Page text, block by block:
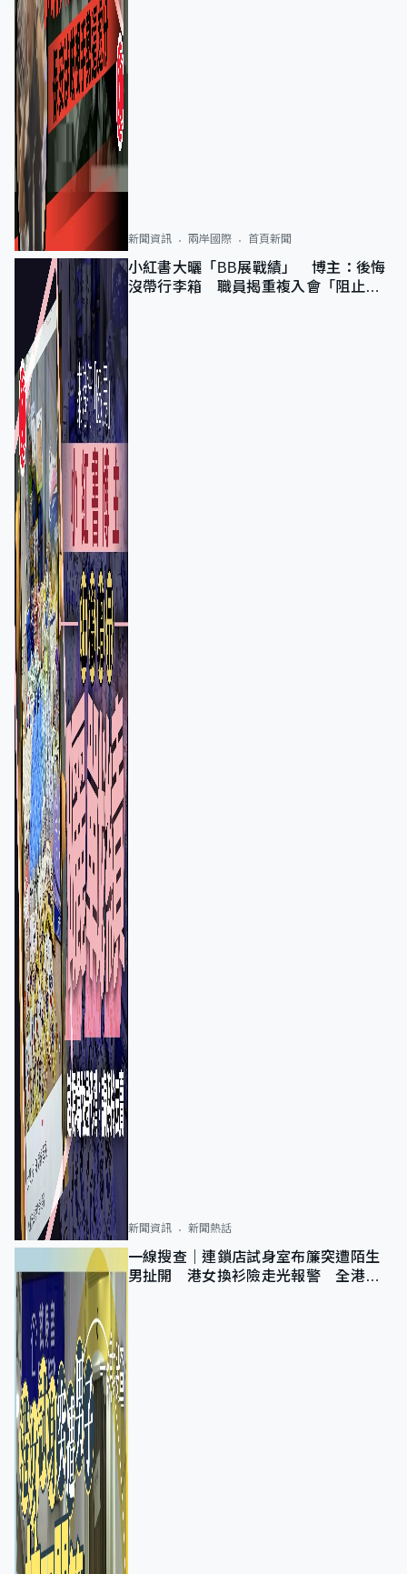
新聞資訊 兩岸國際 首頁新聞
小紅書大曬「BB展戰績」 博主：後悔
沒帶行李箱 職員揭重複入會「阻止唔
新聞資訊 新聞熱話
一線搜查｜連鎖店試身室布簾突遭陌生
男扯開 港女換衫險走光報警 全港分